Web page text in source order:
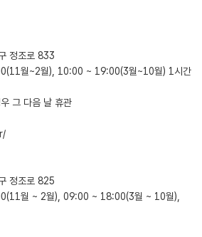
정조로 833
월~2월), 10:00 ~ 19:00(3월~10월) 1시간
그 다음 날 휴관
정조로 825
월 ~ 2월), 09:00 ~ 18:00(3월 ~ 10월),